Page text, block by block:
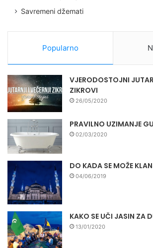
Savremeni džemati
Popularno
VJERODOSTOJNI
ZIKROVI
26/05/2020
PRAVILNO UZIMANJE
02/03/2020
DO KADA SE MOŽE
04/06/2019
KAKO SE UČI JASIN ZA
13/01/2020